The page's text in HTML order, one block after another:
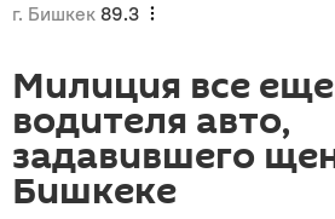
г. Бишкек 89.3
Милиция все
водителя авто,
задавившего
Бишкеке